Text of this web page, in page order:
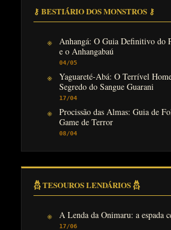
⚷ BESTIÁRIO DOS MONSTROS ⚷
Anhangá: O Guia Definitivo do
e o Anhangabaú
04/05
Yaguareté-Abá: O Terrível
Segredo do Sangue Guarani
17/04
Procissão das Almas: Guia de
Game de Terror
08/04
𓆣 TESOUROS LENDÁRIOS 𓆣
A Lenda da Onimaru: a espada
17/06